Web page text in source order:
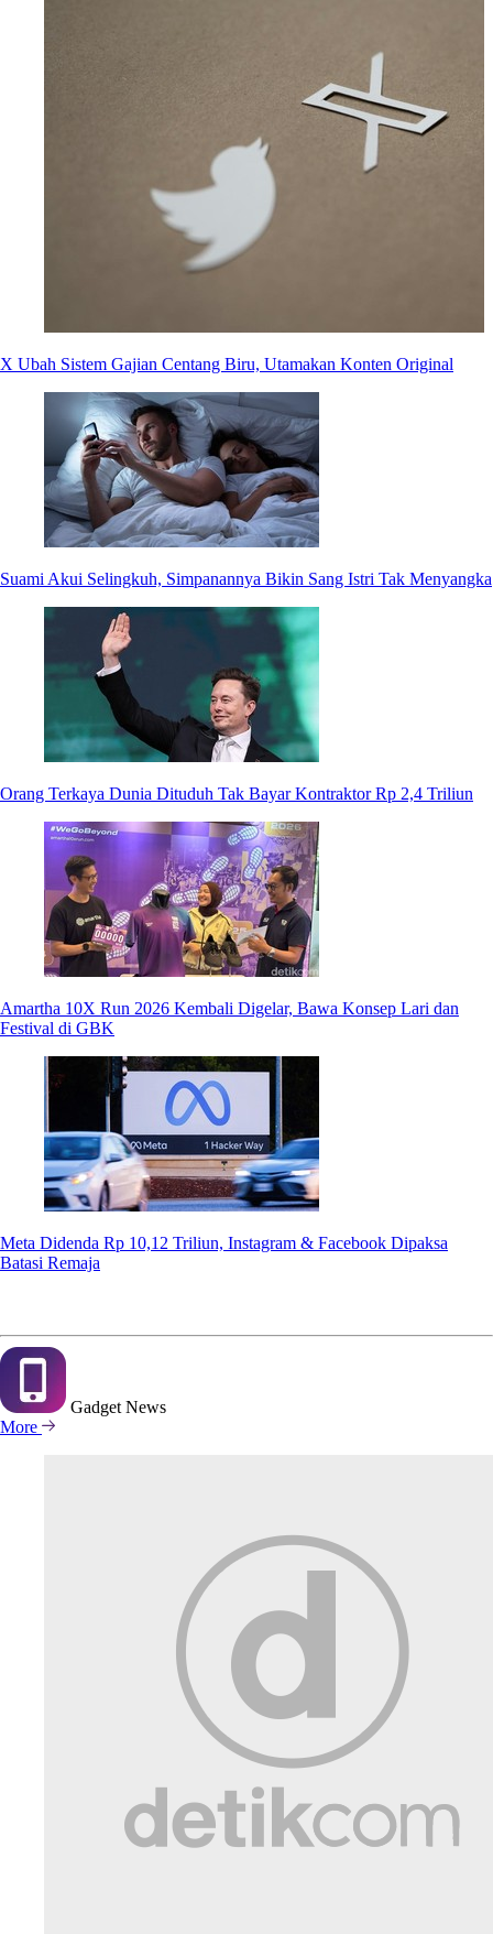
X Ubah Sistem Gajian Centang Biru, Utamakan Konten Original
Suami Akui Selingkuh, Simpanannya Bikin Sang Istri Tak Menyangka
Orang Terkaya Dunia Dituduh Tak Bayar Kontraktor Rp 2,4 Triliun
Amartha 10X Run 2026 Kembali Digelar, Bawa Konsep Lari dan
Festival di GBK
Meta Didenda Rp 10,12 Triliun, Instagram & Facebook Dipaksa
Batasi Remaja
GadgetNews
More